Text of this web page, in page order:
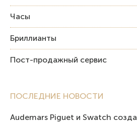
ПОСЛЕДНИЕ НОВОСТИ
Часы
Бриллианты
Пост-продажный сервис